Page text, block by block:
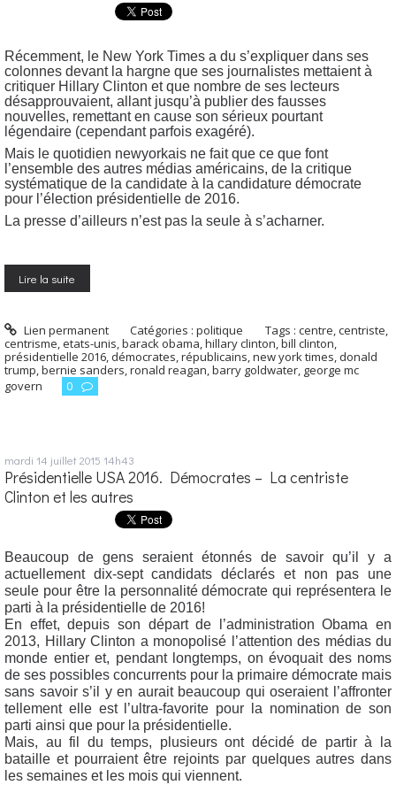
Récemment, le New York Times a du s’expliquer dans ses
colonnes devant la hargne que ses journalistes mettaient à
critiquer Hillary Clinton et que nombre de ses lecteurs
désapprouvaient, allant jusqu’à publier des fausses
nouvelles, remettant en cause son sérieux pourtant
légendaire (cependant parfois exagéré).
Mais le quotidien newyorkais ne fait que ce que font
l’ensemble des autres médias américains, de la critique
systématique de la candidate à la candidature démocrate
pour l’élection présidentielle de 2016.
La presse d’ailleurs n’est pas la seule à s’acharner.
Lire la suite
Lien permanent Catégories :politique Tags :centre,centriste,
centrisme,etats-unis,barack obama,hillary clinton,bill clinton,
présidentielle 2016, démocrates,républicains,new york times, donald
trump,bernie sanders,ronald reagan,barry goldwater, george mc
govern
0
mardi 14 juillet 2015 14h43
Présidentielle USA 2016. Démocrates – La centriste
Clinton et les autres
Beaucoup de gens seraient étonnés de savoir qu’il y a
actuellement dix-sept candidats déclarés et non pas une
seule pour être la personnalité démocrate qui représentera le
parti à la présidentielle de 2016!
En effet, depuis son départ de l’administration Obama en
2013, Hillary Clinton a monopolisé l’attention des médias du
monde entier et, pendant longtemps, on évoquait des noms
de ses possibles concurrents pour la primaire démocrate mais
sans savoir s’il y en aurait beaucoup qui oseraient l’affronter
tellement elle est l’ultra-favorite pour la nomination de son
parti ainsi que pour la présidentielle.
Mais, au fil du temps, plusieurs ont décidé de partir à la
bataille et pourraient être rejoints par quelques autres dans
les semaines et les mois qui viennent.